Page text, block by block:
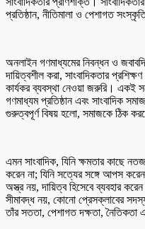
প্রতিষ্ঠান, নীতিমালা ও পেশাগত
অনলাইন গণমাধ্যমের নিবন্ধন ও
দায়িত্বশীল করা, সাংবাদিকতার
কার্যকর ব্যবস্থা নেওয়া জরুরি। একই
গণমাধ্যম প্রতিষ্ঠান এবং সাংবাদিক
গুরুত্বপূর্ণ বিষয় হলো, সমাজকে ঠিক
এমন সাংবাদিক, যিনি ক্ষমতার কাছে
করেন না; যিনি সত্যের সঙ্গে আপস
অস্ত্র নয়, দায়িত্ব হিসেবে ব্যবহার
সীমাবদ্ধ নয়, কোনো প্রেসক্লাবের
তাঁর সততা, পেশাগত দক্ষতা, নৈতিকতা